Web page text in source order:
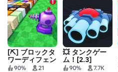
[⛏️] ブロックタ
ワーディフェン
ス！
90% 21
💥 タンクゲー
ム！[2.3]
90% 7.7K